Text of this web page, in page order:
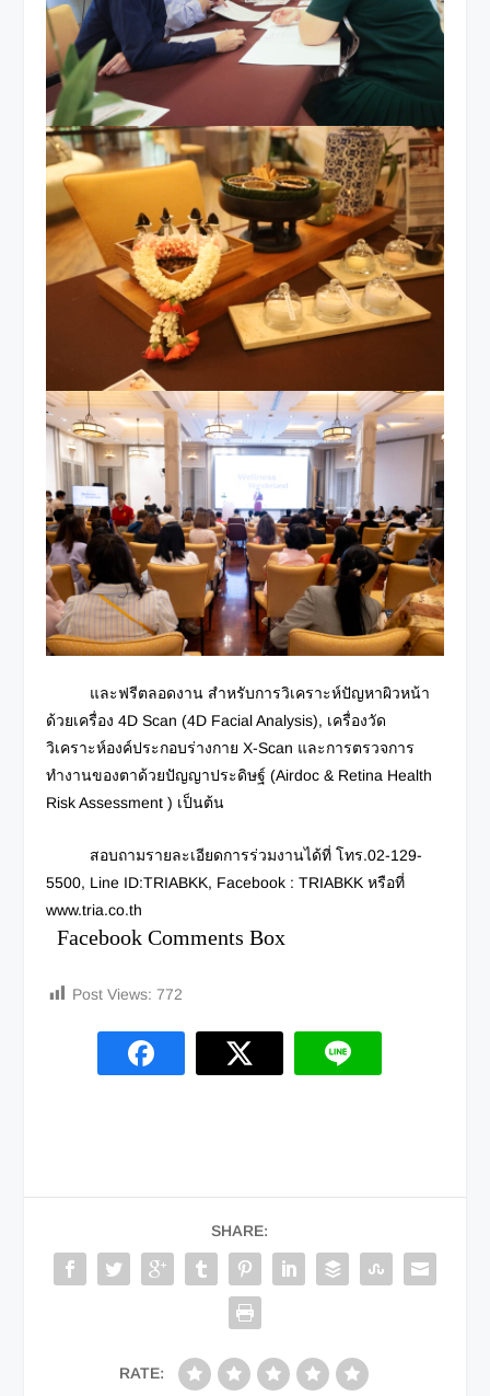
และฟรีตลอดงาน สำหรับการวิเคราะห์ปัญหาผิวหน้า
ด้วยเครื่อง 4D Scan (4D Facial Analysis), เครื่องวัด
วิเคราะห์องค์ประกอบร่างกาย X-Scan และการตรวจการ
ทำงานของตาด้วยปัญญาประดิษฐ์ (Airdoc & Retina Health
Risk Assessment ) เป็นต้น
สอบถามรายละเอียดการร่วมงานได้ที่ โทร.02-129-
5500, Line ID:TRIABKK, Facebook : TRIABKK หรือที่
www.tria.co.th
Facebook Comments Box
Post Views: 772
SHARE:
RATE: